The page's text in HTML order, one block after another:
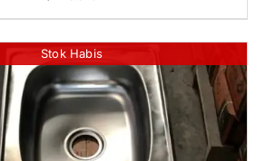
Stok Habis